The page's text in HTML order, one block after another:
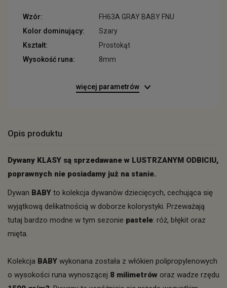
Wzór:
FH63A GRAY BABY FNU
Kolor dominujący:
Szary
Kształt:
Prostokąt
Wysokość runa:
8mm
więcej parametrów
Opis produktu
Dywany KLASY są sprzedawane w LUSTRZANYM ODBICIU,
poprawnych nie posiadamy już na stanie.
Dywan BABY to kolekcja dywanów dziecięcych, cechująca się
wyjątkową delikatnością w doborze kolorystyki. Przeważają
tutaj bardzo modne w tym sezonie pastele: róż, błękit oraz
mięta.
Kolekcja BABY wykonana została z włókien polipropylenowych
o wysokości runa wynoszącej 8 milimetrów oraz wadze rzędu